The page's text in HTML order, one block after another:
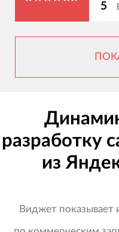
5
разработку
из
Виджет показывает